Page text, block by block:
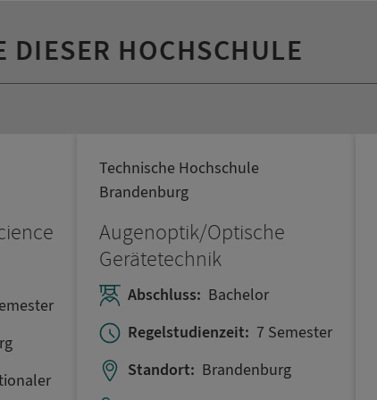
DIESER HOCHSCHULE
Technische Hochschule
Brandenburg
Augenoptik/Optische
Gerätetechnik
Abschluss: Bachelor
Regelstudienzeit: 7 Semester
Standort: Brandenburg